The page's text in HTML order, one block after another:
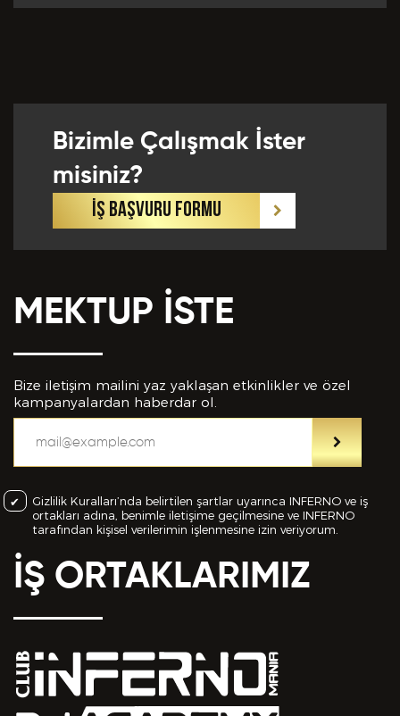
Bizimle Çalışmak İster
misiniz?
İŞ BAŞVURU FORMU
MEKTUP İSTE
Bize iletişim mailini yaz yaklaşan etkinlikler ve özel
kampanyalardan haberdar ol.
Gizlilik Kuralları’nda belirtilen şartlar uyarınca INFERNO ve iş
ortakları adına, benimle iletişime geçilmesine ve INFERNO
tarafından kişisel verilerimin işlenmesine izin veriyorum.
İŞ ORTAKLARIMIZ
Eklemek İstedikleriniz *
CV EKLE
eksiksiz olarak tarafımdan doldurulduğunu, bu
bilgiler içinde esasa etki yapan herhangi bir eksiklik
veya yanlışlık olması ve bu durumun tespiti halinde
bunun Hizmet Sözleşmemin feshedilmesi için bir
sebep olanağını anlayarak kabul ettiğimi beyan
ederim.
BAŞVURUMU GÖNDER